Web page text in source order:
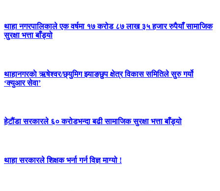
थाहा नगरपालिकाले एक वर्षमा १७ करोड ८७ लाख ३५ हजार रुपैयाँ सामाजिक
सुरक्षा भत्ता बाँड्यो
थाहानगरकाे ऋषेश्वर/छ्युमिग झ्याङछुप क्षेत्र विकास समितिले सुरु गर्यो
‘क्युआर सेवा’
हेटौंडा सरकारले ६० करोडभन्दा बढी सामाजिक सुरक्षा भत्ता बाँड्यो
थाहा सरकारले शिक्षक भर्ना गर्न विज्ञ माग्यो !